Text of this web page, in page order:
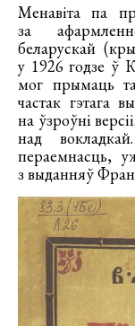
Менавіта па
за
беларускай
у 1926 годзе ў
мог прымаць
частак гэтага
на ўзроўні
над
пераемнасць,
з выданняў